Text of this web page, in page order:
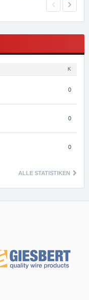
K
0
0
0
ALLE STATISTIKEN